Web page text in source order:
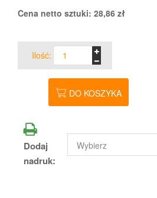
Cena netto sztuki: 28,86 zł
Ilość:
DO KOSZYKA
Dodaj
nadruk: